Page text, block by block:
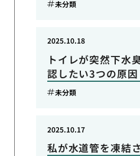
未分類
トイレが突然下水
認したい3つの原因
2025.10.18
未分類
私が水道管を凍結
2025.10.17